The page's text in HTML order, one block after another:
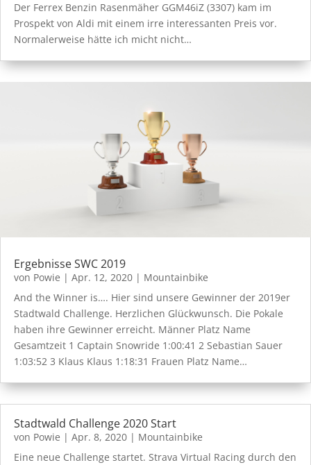
Der Ferrex Benzin Rasenmäher GGM46iZ (3307) kam im
Prospekt von Aldi mit einem irre interessanten Preis vor.
Normalerweise hätte ich micht nicht…
Ergebnisse SWC 2019
von Powie | Apr. 12, 2020 | Mountainbike
And the Winner is…. Hier sind unsere Gewinner der 2019er
Stadtwald Challenge. Herzlichen Glückwunsch. Die Pokale
haben ihre Gewinner erreicht. Männer Platz Name
Gesamtzeit 1 Captain Snowride 1:00:41 2 Sebastian Sauer
1:03:52 3 Klaus Klaus 1:18:31 Frauen Platz Name…
Stadtwald Challenge 2020 Start
von Powie | Apr. 8, 2020 | Mountainbike
Eine neue Challenge startet. Strava Virtual Racing durch den